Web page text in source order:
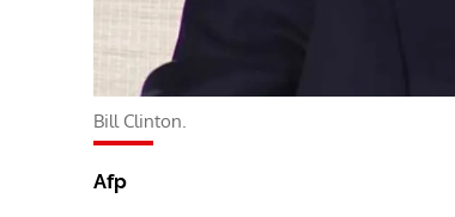
Bill Clinton.
Afp